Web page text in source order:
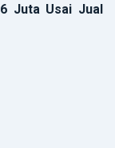
Juta Usai Jual